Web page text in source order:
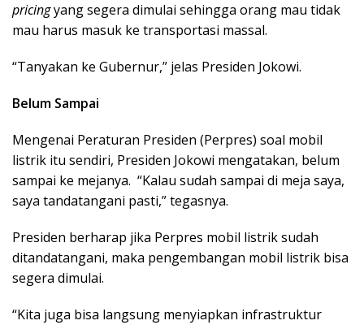
pricingyang segera dimulai sehingga orang mau tidak
mau harus masuk ke transportasi massal.
“Tanyakan ke Gubernur,” jelas Presiden Jokowi.
Belum Sampai
Mengenai Peraturan Presiden (Perpres) soal mobil
listrik itu sendiri, Presiden Jokowi mengatakan, belum
sampai ke mejanya. “Kalau sudah sampai di meja saya,
saya tandatangani pasti,” tegasnya.
Presiden berharap jika Perpres mobil listrik sudah
ditandatangani, maka pengembangan mobil listrik bisa
segera dimulai.
“Kita juga bisa langsung menyiapkan infrastruktur